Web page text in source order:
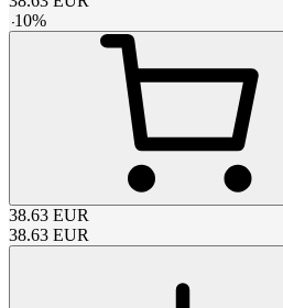
-10%
38.63 EUR
38.63 EUR